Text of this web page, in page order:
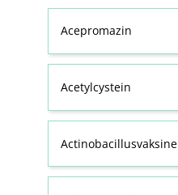
Acepromazin
Acetylcystein
Actinobacillusvaksine